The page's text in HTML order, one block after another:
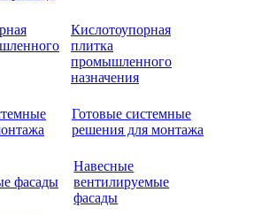
Кислотоупорная
плитка
промышленного
назначения
Готовые системные
решения для монтажа
Навесные
вентилируемые
фасады